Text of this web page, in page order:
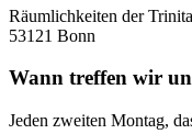
Räumlichkeiten der
53121 Bonn
Wann treffen wir
Jeden zweiten Montag,